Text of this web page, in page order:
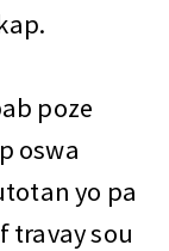
poze
oswa
yo pa
travay sou